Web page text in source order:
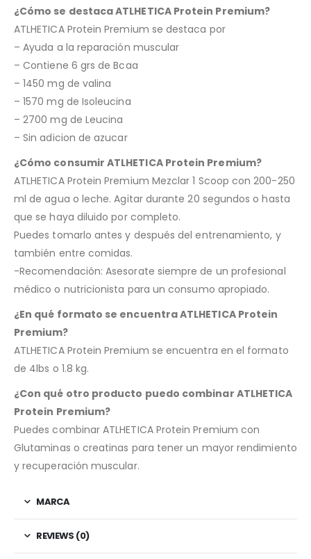
¿Cómo se destaca ATLHETICA Protein Premium?
ATLHETICA Protein Premium se destaca por
– Ayuda a la reparación muscular
– Contiene 6 grs de Bcaa
– 1450 mg de valina
– 1570 mg de Isoleucina
– 2700 mg de Leucina
– Sin adicion de azucar
¿Cómo consumir ATLHETICA Protein Premium?
ATLHETICA Protein Premium Mezclar 1 Scoop con 200-250
ml de agua o leche. Agitar durante 20 segundos o hasta
que se haya diluido por completo.
Puedes tomarlo antes y después del entrenamiento, y
también entre comidas.
-Recomendación: Asesorate siempre de un profesional
médico o nutricionista para un consumo apropiado.
¿En qué formato se encuentra ATLHETICA Protein
Premium?
ATLHETICA Protein Premium se encuentra en el formato
de 4lbs o 1.8 kg.
¿Con qué otro producto puedo combinar ATLHETICA
Protein Premium?
Puedes combinar ATLHETICA Protein Premium con
Glutaminas o creatinas para tener un mayor rendimiento
y recuperación muscular.
MARCA
REVIEWS (0)